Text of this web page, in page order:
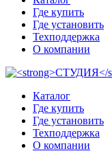
Где купить
Где установить
Техподдержка
О компании
Каталог
Где купить
Где установить
Техподдержка
О компании